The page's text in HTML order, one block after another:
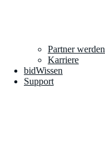
Partner werden
Karriere
bidWissen
Support